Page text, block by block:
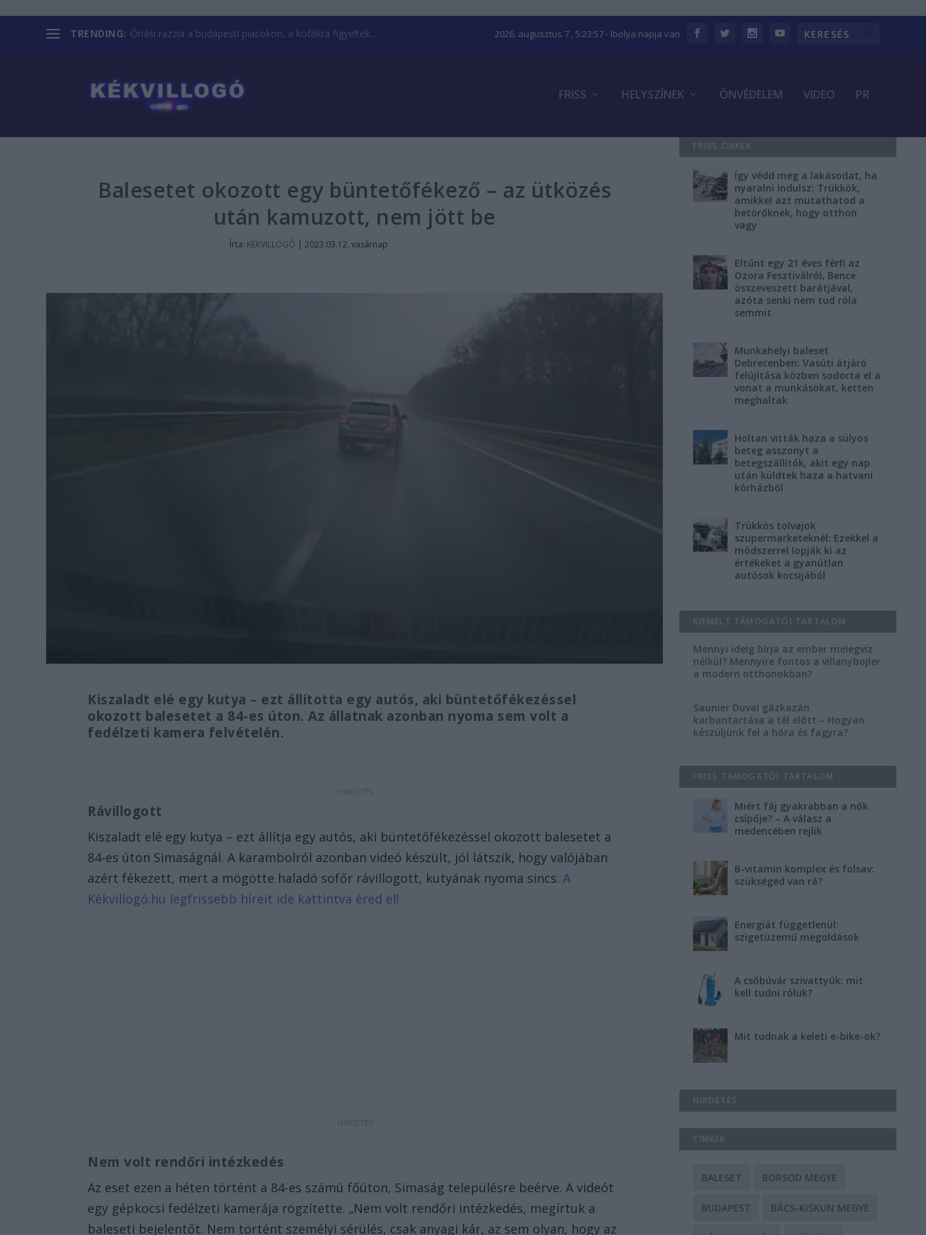
TRENDING: Óriási razzia a budapesti piacokon, a kofákra figyeltek... 2026. augusztus 7., 5:23:58- Ibolya napja van
FRISS HELYSZÍNEK ÖNVÉDELEM VIDEO PR
Balesetet okozott egy büntetőfékező – az ütközés
után kamuzott, nem jött be
Írta: KÉKVILLOGÓ |2023.03.12. vasárnap
Kiszaladt elé egy kutya – ezt állította egy autós, aki büntetőfékezéssel
okozott balesetet a 84-es úton. Az állatnak azonban nyoma sem volt a
fedélzeti kamera felvételén.
Rávillogott
Kiszaladt elé egy kutya – ezt állítja egy autós, aki büntetőfékezéssel okozott balesetet a
84-es úton Simaságnál. A karambolról azonban videó készült, jól látszik, hogy valójában
azért fékezett, mert a mögötte haladó sofőr rávillogott, kutyának nyoma sincs.A
Kékvillogó.hu legfrissebb híreit ide kattintva éred el!
Nem volt rendőri intézkedés
Az eset ezen a héten történt a 84-es számú főúton, Simaság településre beérve. A videót
egy gépkocsi fedélzeti kamerája rögzítette. „Nem volt rendőri intézkedés, megírtuk a
baleseti bejelentőt. Nem történt személyi sérülés, csak anyagi kár, az sem olyan, hogy az
FRISS CIKKEK
Így védd meg a lakásodat, ha
nyaralni indulsz: Trükkök,
amikkel azt mutathatod a
betörőknek, hogy otthon
vagy
Eltűnt egy 21 éves férfi az
Ozora Fesztiválról, Bence
összeveszett barátjával,
azóta senki nem tud róla
semmit
Munkahelyi baleset
Debrecenben: Vasúti átjáró
felújítása közben sodorta el a
vonat a munkásokat, ketten
meghaltak
Holtan vitták haza a súlyos
beteg asszonyt a
betegszállítók, akit egy nap
után küldtek haza a hatvani
kórházból
Trükkös tolvajok
szupermarketeknél: Ezekkel a
módszerrel lopják ki az
értékeket a gyanútlan
autósok kocsijából
KIEMELT TÁMOGATÓI TARTALOM
Mennyi ideig bírja az ember melegvíz
nélkül? Mennyire fontos a villanybojler
a modern otthonokban?
Saunier Duval gázkazán
karbantartása a tél előtt – Hogyan
készüljünk fel a hóra és fagyra?
FRISS TÁMOGATÓI TARTALOM
Miért fáj gyakrabban a nők
csípője? – A válasz a
medencében rejlik
B-vitamin komplex és folsav:
szükséged van rá?
Energiát függetlenül:
szigetüzemű megoldások
A csőbúvár szivattyúk: mit
kell tudni róluk?
Mit tudnak a keleti e-bike-ok?
HIRDETÉS
CÍMKÉK
BALESET BORSOD MEGYE
BUDAPEST BÁCS-KISKUN MEGYE